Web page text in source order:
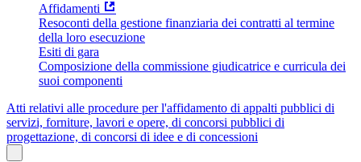
Affidamenti
Resoconti della gestione finanziaria dei contratti al termine
della loro esecuzione
Esiti di gara
Composizione della commissione giudicatrice e curricula dei
suoi componenti
Atti relativi alle procedure per l'affidamento di appalti pubblici di
servizi, forniture, lavori e opere, di concorsi pubblici di
progettazione, di concorsi di idee e di concessioni